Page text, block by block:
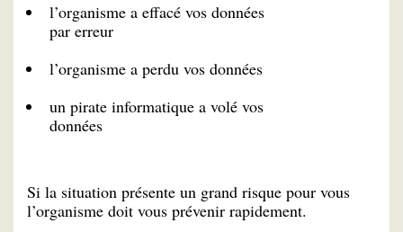
l’organisme a effacé vos données
par erreur
l’organisme a perdu vos données
un pirate informatique a volé vos
données
Si la situation présente un grand risque pour vous
l’organisme doit vous prévenir rapidement.